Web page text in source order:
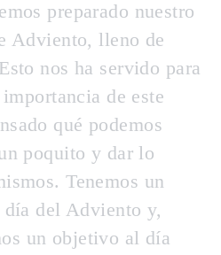
preparado nuestro
Adviento, lleno de
nos ha servido para
de este
qué podemos
poquito y dar lo
Tenemos un
día del Adviento y,
un objetivo al día